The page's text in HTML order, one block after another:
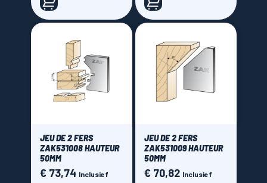
JEU DE 2 FERS
ZAK531008 HAUTEUR
50MM
Prijs
€ 73,74 Inclusief
JEU DE 2 FERS
ZAK531009 HAUTEUR
50MM
Prijs
€ 70,82 Inclusief